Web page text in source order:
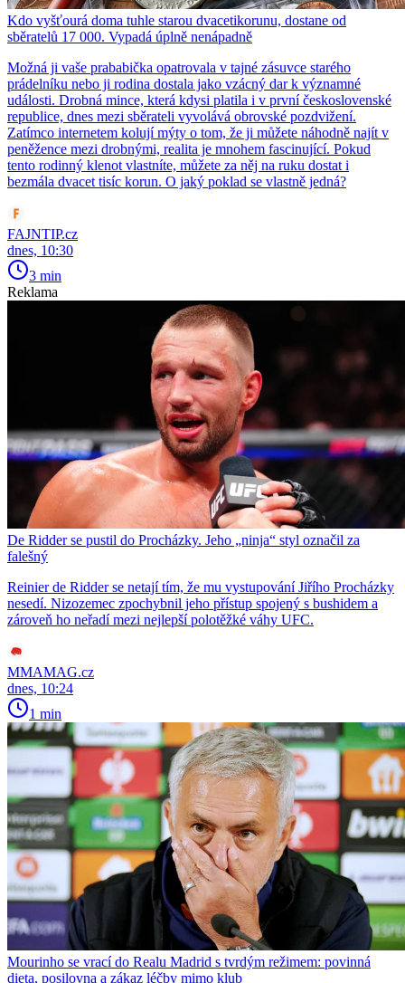
Kdo vyšťourá doma tuhle starou dvacetikorunu, dostane od
sběratelů 17 000. Vypadá úplně nenápadně
Možná ji vaše prababička opatrovala v tajné zásuvce starého
prádelníku nebo ji rodina dostala jako vzácný dar k významné
události. Drobná mince, která kdysi platila i v první československé
republice, dnes mezi sběrateli vyvolává obrovské pozdvižení.
Zatímco internetem kolují mýty o tom, že ji můžete náhodně najít v
peněžence mezi drobnými, realita je mnohem fascinující. Pokud
tento rodinný klenot vlastníte, můžete za něj na ruku dostat i
bezmála dvacet tisíc korun. O jaký poklad se vlastně jedná?
FAJNTIP.cz
dnes, 10:30
3 min
Reklama
De Ridder se pustil do Procházky. Jeho „ninja“ styl označil za
falešný
Reinier de Ridder se netají tím, že mu vystupování Jiřího Procházky
nesedí. Nizozemec zpochybnil jeho přístup spojený s bushidem a
zároveň ho neřadí mezi nejlepší polotěžké váhy UFC.
MMAMAG.cz
dnes, 10:24
1 min
Mourinho se vrací do Realu Madrid s tvrdým režimem: povinná
dieta, posilovna a zákaz léčby mimo klub